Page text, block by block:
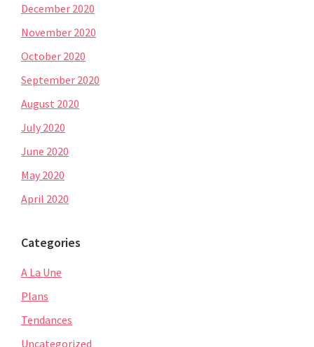
December 2020
November 2020
October 2020
September 2020
August 2020
July 2020
June 2020
May 2020
April 2020
Categories
A La Une
Plans
Tendances
Uncategorized